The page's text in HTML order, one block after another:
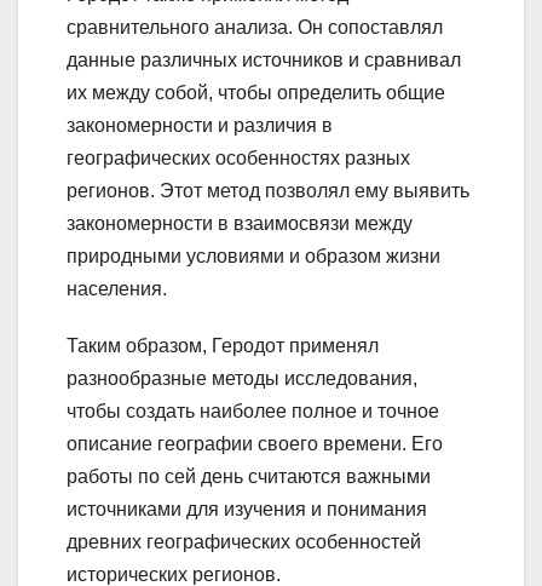
сравнительного анализа. Он сопоставлял
данные различных источников и сравнивал
их между собой, чтобы определить общие
закономерности и различия в
географических особенностях разных
регионов. Этот метод позволял ему выявить
закономерности в взаимосвязи между
природными условиями и образом жизни
населения.
Таким образом, Геродот применял
разнообразные методы исследования,
чтобы создать наиболее полное и точное
описание географии своего времени. Его
работы по сей день считаются важными
источниками для изучения и понимания
древних географических особенностей
исторических регионов.